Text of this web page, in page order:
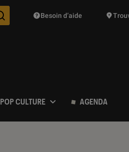
Des suggestions de produits vont
Besoin d’aide
POP CULTURE AGENDA